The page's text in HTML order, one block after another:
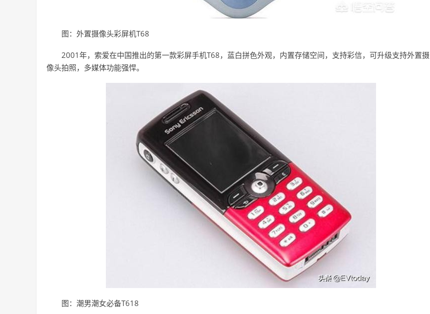
图：外置摄像头彩屏机T68
2001年，索爱在中国推出的第一款彩屏手机T68，蓝白拼色外观，内置存储空间，支持彩信，可升级支持外置摄
像头拍照，多媒体功能强悍。
图：潮男潮女必备T618